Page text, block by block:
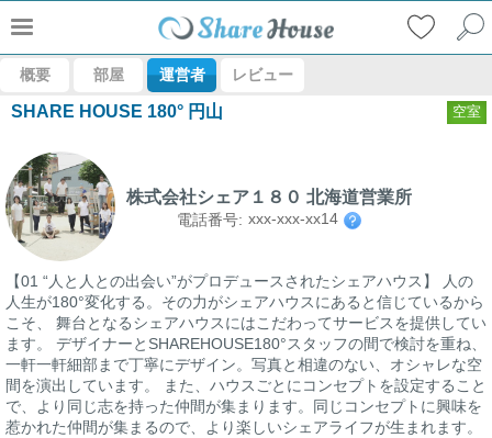
概要 部屋 運営者 レビュー
SHARE HOUSE 180° 円山 空室
株式会社シェア１８０ 北海道営業所
電話番号: xxx-xxx-xx14
【01 “人と人との出会い”がプロデュースされたシェアハウス】 人の
人生が180°変化する。その力がシェアハウスにあると信じているから
こそ、 舞台となるシェアハウスにはこだわってサービスを提供してい
ます。 デザイナーとSHAREHOUSE180°スタッフの間で検討を重ね、
一軒一軒細部まで丁寧にデザイン。写真と相違のない、オシャレな空
間を演出しています。 また、ハウスごとにコンセプトを設定すること
で、より同じ志を持った仲間が集まります。同じコンセプトに興味を
惹かれた仲間が集まるので、より楽しいシェアライフが生まれます。